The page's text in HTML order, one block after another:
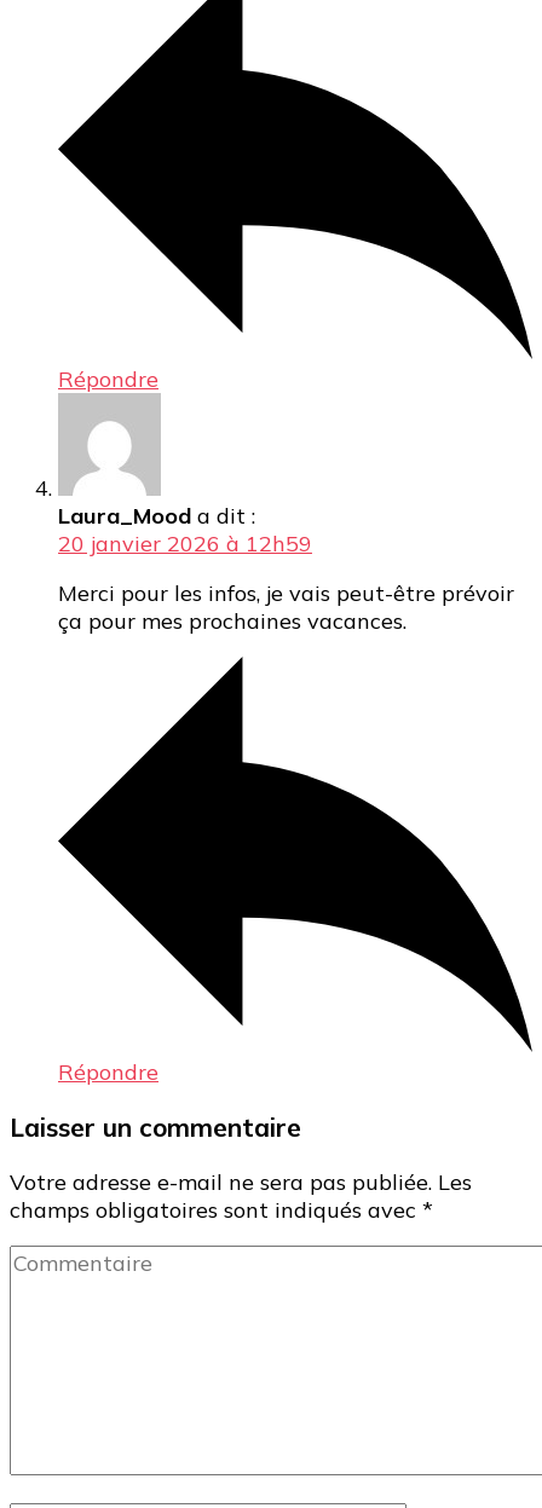
Répondre
Laura_Mood a dit :
20 janvier 2026 à 12h59
Merci pour les infos, je vais peut-être prévoir
ça pour mes prochaines vacances.
Répondre
Laisser un commentaire
Votre adresse e-mail ne sera pas publiée. Les
champs obligatoires sont indiqués avec *
Commentaire